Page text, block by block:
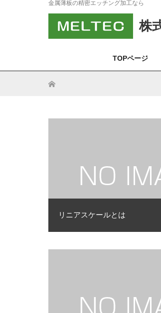
金属薄板の精密エッチング加工なら
株
TOPページ
リニアスケールとは